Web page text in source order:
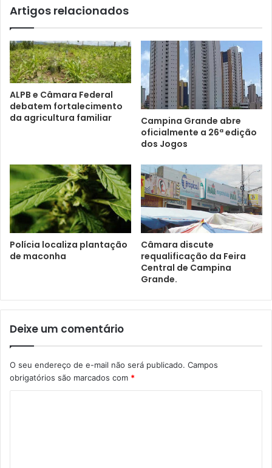
Artigos relacionados
ALPB e Câmara Federal
debatem fortalecimento
da agricultura familiar
Campina Grande abre
oficialmente a 26ª edição
dos Jogos
Polícia localiza plantação
de maconha
Câmara discute
requalificação da Feira
Central de Campina
Grande.
Deixe um comentário
O seu endereço de e-mail não será publicado. Campos
obrigatórios são marcados com *